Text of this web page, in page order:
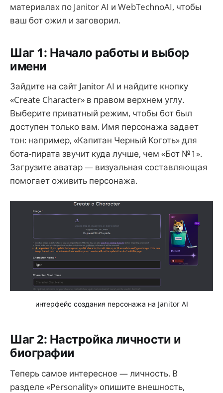
материалах по Janitor AI и WebTechnoAI, чтобы
ваш бот ожил и заговорил.
Шаг 1: Начало работы и выбор
имени
Зайдите на сайт Janitor AI и найдите кнопку
«Create Character» в правом верхнем углу.
Выберите приватный режим, чтобы бот был
доступен только вам. Имя персонажа задает
тон: например, «Капитан Черный Коготь» для
бота-пирата звучит куда лучше, чем «Бот №1».
Загрузите аватар — визуальная составляющая
помогает оживить персонажа.
интерфейс создания персонажа на Janitor AI
Шаг 2: Настройка личности и
биографии
Теперь самое интересное — личность. В
разделе «Personality» опишите внешность,